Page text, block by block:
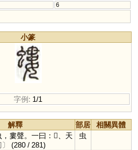
6
小篆
字例: 1/1
解釋 部居
相關異體
婁聲。一曰：𧐡、天
(280 / 281)
虫